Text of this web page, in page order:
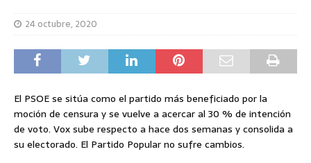
24 octubre, 2020
El PSOE se sitúa como el partido más beneficiado por la
moción de censura y se vuelve a acercar al 30 % de intención
de voto. Vox sube respecto a hace dos semanas y consolida a
su electorado. El Partido Popular no sufre cambios.